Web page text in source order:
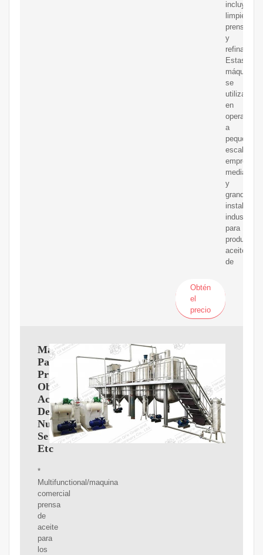
incluyen
limpieza,
prensado
y
refinación.
Estas
máquinas
se
utilizan
en
a
pequeña
escala,
empresas
medianas
y
grandes
para
producir
aceite
de
Obtén
el
precio
Maquina
Para
Prensar
Obtener
Aceite
De
Nueces
Semillas
Etc
*
Multifunctional/maquina
comercial
prensa
de
aceite
para
los